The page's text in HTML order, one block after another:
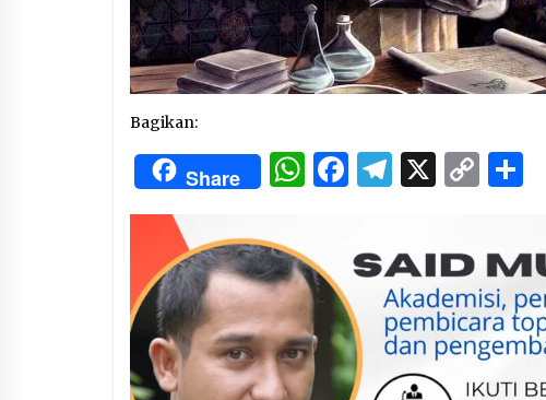
Bagikan:
Share WhatsApp
Facebook
Telegram
X Copy